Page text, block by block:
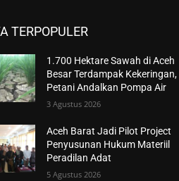
TERPOPULER
1.700 Hektare Sawah di Aceh
Besar Terdampak Kekeringan,
Petani Andalkan Pompa Air
3 Agustus 2026
Aceh Barat Jadi Pilot Project
Penyusunan Hukum Materiil
Peradilan Adat
5 Agustus 2026